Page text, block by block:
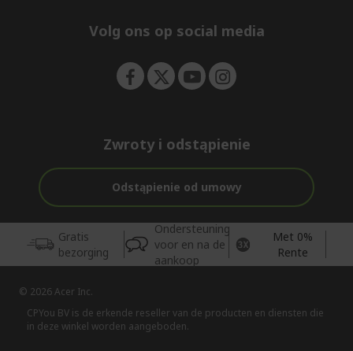
e
Volg ons op social media
Zwroty i odstąpienie
Odstąpienie od umowy
Gratis
bezorging
Ondersteuning
voor en na de
aankoop
Met 0%
Rente
© 2026 Acer Inc.
CPYou BV is de erkende reseller van de producten en diensten die
in deze winkel worden aangeboden.